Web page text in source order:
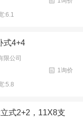
:6.1
式4+4
限公司
1询价
:5.8
式2+2，11X8支